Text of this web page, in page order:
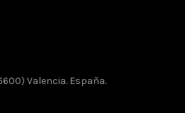
Valencia. España.